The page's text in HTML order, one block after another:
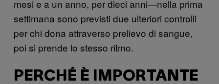
mesi e a un anno, per dieci anni—nella prima
settimana sono previsti due ulteriori controlli
per chi dona attraverso prelievo di sangue,
poi si prende lo stesso ritmo.
PERCHÉ È IMPORTANTE